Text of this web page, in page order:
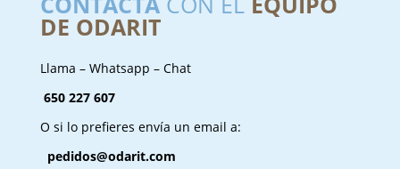
DE ODARIT
Llama – Whatsapp – Chat
650 227 607
O si lo prefieres envía un email a:
pedidos@odarit.com